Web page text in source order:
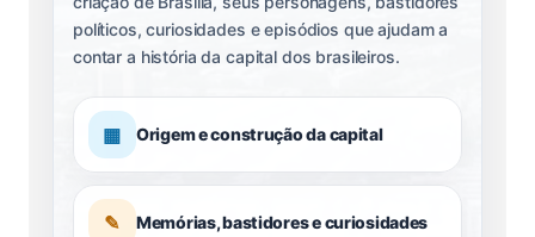
políticos, curiosidades e episódios que ajudam a
contar a história da capital dos brasileiros.
▦ Origem e construção da capital
✎ Memórias, bastidores e curiosidades